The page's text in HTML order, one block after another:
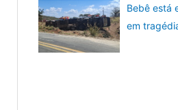
Bebê está
em